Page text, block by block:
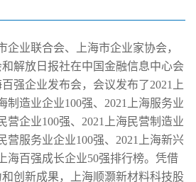
企业联合会、上海市企业家协会，
和解放日报社在中国金融信息中心会
强企业发布会，会议发布了2021上
制造业企业100强、2021上海服务业
营企业100强、2021上海民营制造业
营服务业企业100强、2021上海新兴
海百强成长企业50强排行榜。凭借
创新成果，上海顺灏新材料科技股